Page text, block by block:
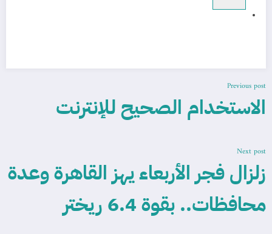
Previous post
الاستخدام الصحيح للإنترنت
Next post
زلزال فجر الأربعاء يهز القاهرة وعدة
محافظات.. بقوة 6.4 ريختر